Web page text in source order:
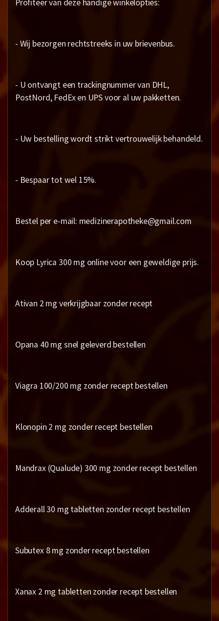
Profiteer van deze handige winkelopties:
- Wij bezorgen rechtstreeks in uw brievenbus.
- U ontvangt een trackingnummer van DHL,
PostNord, FedEx en UPS voor al uw pakketten.
- Uw bestelling wordt strikt vertrouwelijk behandeld.
- Bespaar tot wel 15%.
Bestel per e-mail: medizinerapotheke@gmail.com
Koop Lyrica 300 mg online voor een geweldige prijs.
Ativan 2 mg verkrijgbaar zonder recept
Opana 40 mg snel geleverd bestellen
Viagra 100/200 mg zonder recept bestellen
Klonopin 2 mg zonder recept bestellen
Mandrax (Qualude) 300 mg zonder recept bestellen
Adderall 30 mg tabletten zonder recept bestellen
Subutex 8 mg zonder recept bestellen
Xanax 2 mg tabletten zonder recept bestellen